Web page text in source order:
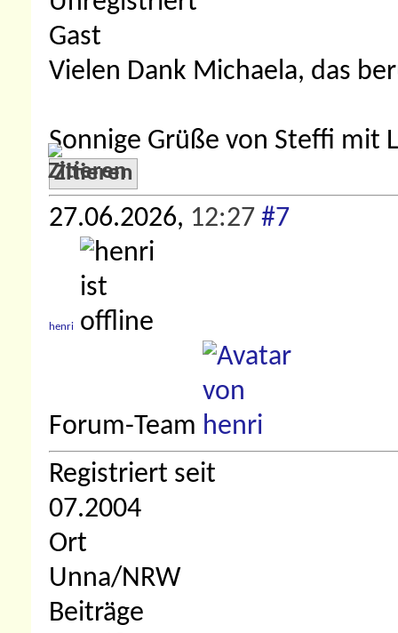
Gast
Vielen Dank Michaela, das
Sonnige Grüße von Steffi mit
Zitieren
27.06.2026, 12:27 #7
henri
Forum-Team
Registriert seit
07.2004
Ort
Unna/NRW
Beiträge